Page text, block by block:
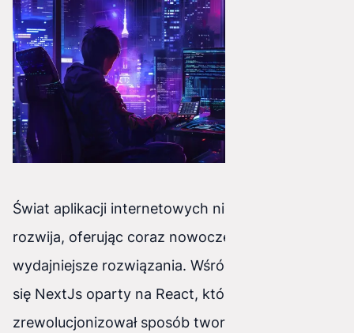
Świat aplikacji internetowych nieustannie się
rozwija, oferując coraz nowocześniejsze i
wydajniejsze rozwiązania. Wśród nich wyróżnia
się NextJs oparty na React, który
zrewolucjonizował sposób tworzenia